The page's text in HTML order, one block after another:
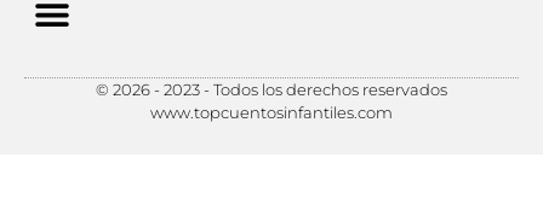
© 2026 - 2023 - Todos los derechos reservados
www.topcuentosinfantiles.com